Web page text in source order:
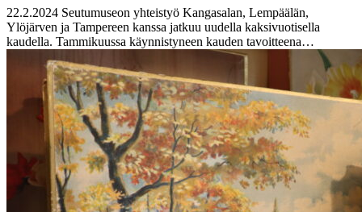
22.2.2024 Seutumuseon yhteistyö Kangasalan, Lempäälän,
Ylöjärven ja Tampereen kanssa jatkuu uudella kaksivuotisella
kaudella. Tammikuussa käynnistyneen kauden tavoitteena…